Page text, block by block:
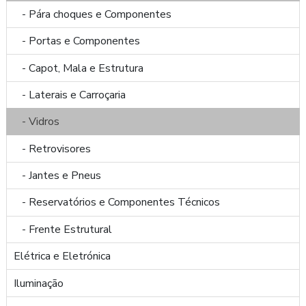
- Pára choques e Componentes
- Portas e Componentes
- Capot, Mala e Estrutura
- Laterais e Carroçaria
- Vidros
- Retrovisores
- Jantes e Pneus
- Reservatórios e Componentes Técnicos
- Frente Estrutural
Elétrica e Eletrónica
Iluminação